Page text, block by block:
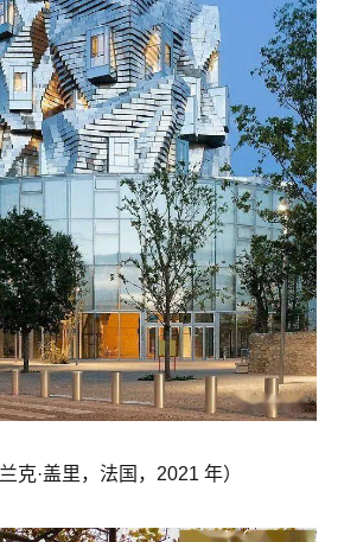
克·盖里，法国，2021 年）